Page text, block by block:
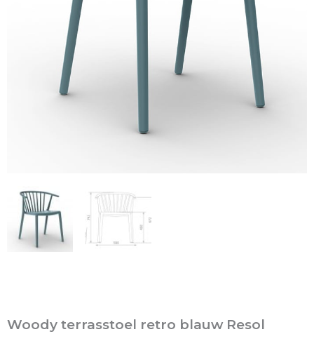
Woody terrasstoel retro blauw Resol